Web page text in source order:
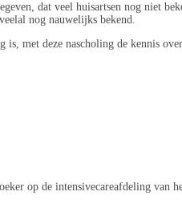
dat veel huisartsen nog niet
nog nauwelijks bekend.
met deze nascholing de kennis
op de intensivecareafdeling van